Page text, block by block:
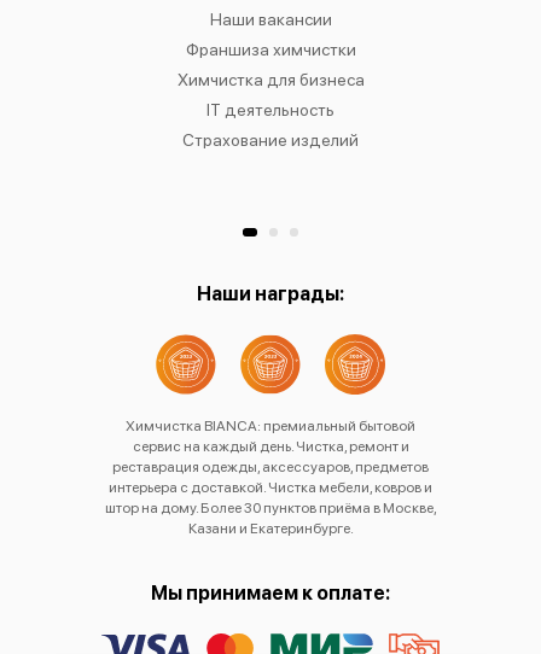
Наши вакансии
Франшиза химчистки
Химчистка для бизнеса
IT деятельность
Страхование изделий
Наши награды:
Химчистка BIANCA: премиальный бытовой
сервис на каждый день. Чистка, ремонт и
реставрация одежды, аксессуаров, предметов
интерьера с доставкой. Чистка мебели, ковров и
штор на дому. Более 30 пунктов приёма в Москве,
Казани и Екатеринбурге.
Мы принимаем к оплате: